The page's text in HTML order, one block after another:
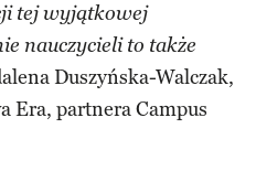
tej wyjątkowej
nauczycieli to także
Duszyńska-Walczak,
Era, partnera Campus